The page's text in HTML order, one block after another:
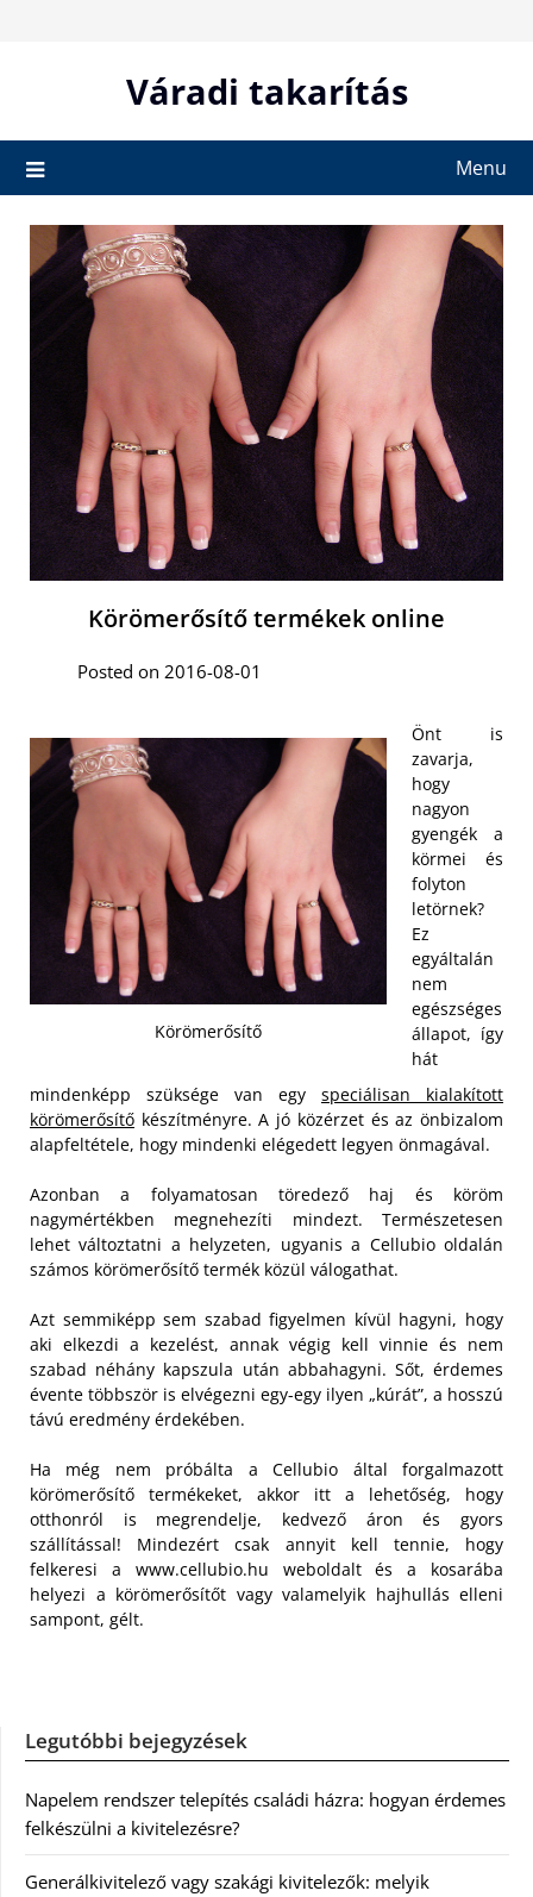
Váradi takarítás
Menu
Körömerősítő termékek online
Posted on 2016-08-01
Körömerősítő
Önt is
zavarja,
hogy
nagyon
gyengék a
körmei és
folyton
letörnek?
Ez
egyáltalán
nem
egészséges
állapot, így
hát
mindenképp szüksége van egy speciálisan kialakított
körömerősítő készítményre. A jó közérzet és az önbizalom
alapfeltétele, hogy mindenki elégedett legyen önmagával.
Azonban a folyamatosan töredező haj és köröm
nagymértékben megnehezíti mindezt. Természetesen
lehet változtatni a helyzeten, ugyanis a Cellubio oldalán
számos körömerősítő termék közül válogathat.
Azt semmiképp sem szabad figyelmen kívül hagyni, hogy
aki elkezdi a kezelést, annak végig kell vinnie és nem
szabad néhány kapszula után abbahagyni. Sőt, érdemes
évente többször is elvégezni egy-egy ilyen „kúrát”, a hosszú
távú eredmény érdekében.
Ha még nem próbálta a Cellubio által forgalmazott
körömerősítő termékeket, akkor itt a lehetőség, hogy
otthonról is megrendelje, kedvező áron és gyors
szállítással! Mindezért csak annyit kell tennie, hogy
felkeresi a www.cellubio.hu weboldalt és a kosarába
helyezi a körömerősítőt vagy valamelyik hajhullás elleni
sampont, gélt.
Legutóbbi bejegyzések
Napelem rendszer telepítés családi házra: hogyan érdemes
felkészülni a kivitelezésre?
Generálkivitelező vagy szakági kivitelezők: melyik